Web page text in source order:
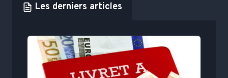
Les derniers articles